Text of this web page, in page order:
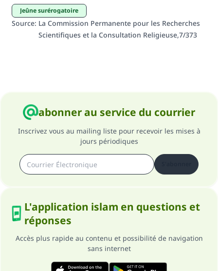
jeûne surérogatoire
Source: La Commission Permanente pour les Recherches
Scientifiques et la Consultation Religieuse,7/373
abonner au service du courrier
Inscrivez vous au mailing liste pour recevoir les mises à
jours périodiques
L'application islam en questions et
réponses
Accès plus rapide au contenu et possibilité de navigation
sans internet
Le Messager d'Allah (Paix sur lui) a dit:
"Celui qui indique une bonne action obtient la
même récompense que celui qui le fait."